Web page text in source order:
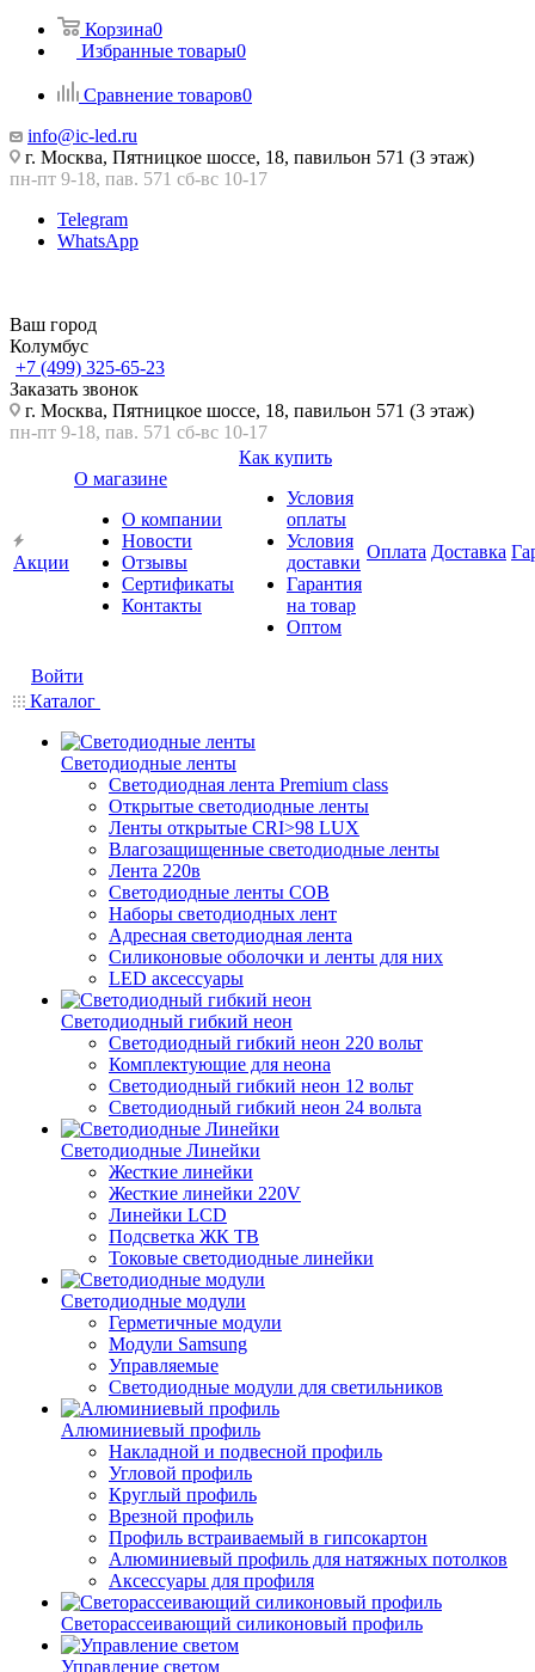
Корзина0
Избранные товары0
Сравнение товаров0
info@ic-led.ru
г. Москва, Пятницкое шоссе, 18, павильон 571 (3 этаж)
пн-пт 9-18, пав. 571 сб-вс 10-17
Telegram
WhatsApp
Ваш город
Колумбус
+7 (499) 325-65-23
Заказать звонок
г. Москва, Пятницкое шоссе, 18, павильон 571 (3 этаж)
пн-пт 9-18, пав. 571 сб-вс 10-17
Акции
О магазине
О компании
Новости
Отзывы
Сертификаты
Контакты
Как купить
Условия
оплаты
Условия
доставки
Гарантия
на товар
Оптом
Оплата Доставка
Войти
Каталог
Светодиодные ленты
Светодиодная лента Premium class
Открытые светодиодные ленты
Ленты открытые CRI>98 LUX
Влагозащищенные светодиодные ленты
Лента 220в
Светодиодные ленты COB
Наборы светодиодных лент
Адресная светодиодная лента
Силиконовые оболочки и ленты для них
LED аксессуары
Светодиодный гибкий неон
Светодиодный гибкий неон 220 вольт
Комплектующие для неона
Светодиодный гибкий неон 12 вольт
Светодиодный гибкий неон 24 вольта
Светодиодные Линейки
Жесткие линейки
Жесткие линейки 220V
Линейки LCD
Подсветка ЖК ТВ
Токовые светодиодные линейки
Светодиодные модули
Герметичные модули
Модули Samsung
Управляемые
Светодиодные модули для светильников
Алюминиевый профиль
Накладной и подвесной профиль
Угловой профиль
Круглый профиль
Врезной профиль
Профиль встраиваемый в гипсокартон
Алюминиевый профиль для натяжных потолков
Аксессуары для профиля
Светорассеивающий силиконовый профиль
Управление светом